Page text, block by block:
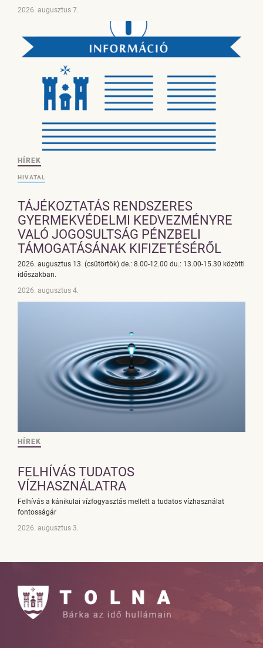
2026. augusztus 7.
HÍREK
HIVATAL
TÁJÉKOZTATÁS RENDSZERES
GYERMEKVÉDELMI KEDVEZMÉNYRE
VALÓ JOGOSULTSÁG PÉNZBELI
TÁMOGATÁSÁNAK KIFIZETÉSÉRŐL
2026. augusztus 13. (csütörtök) de.: 8.00-12.00 du.: 13.00-15.30 közötti
időszakban.
2026. augusztus 4.
HÍREK
FELHÍVÁS TUDATOS
VÍZHASZNÁLATRA
Felhívás a kánikulai vízfogyasztás mellett a tudatos vízhasználat
fontosságár
2026. augusztus 3.